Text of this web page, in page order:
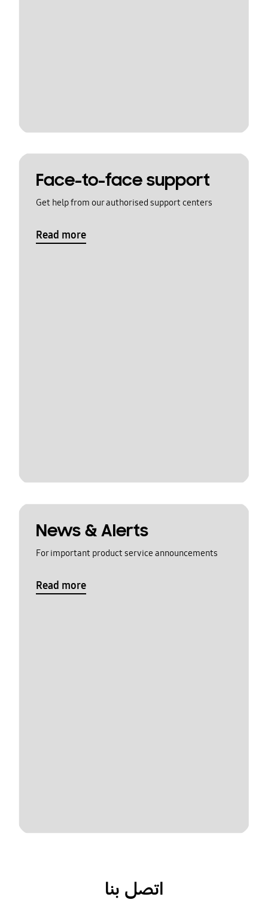
Face-to-face support
Get help from our authorised support centers
Read more
News & Alerts
For important product service announcements
Read more
اتصل بنا